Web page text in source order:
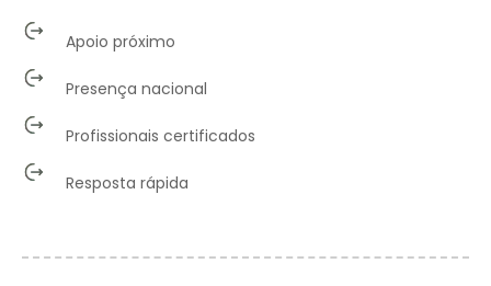
Apoio próximo
Presença nacional
Profissionais certificados
Resposta rápida